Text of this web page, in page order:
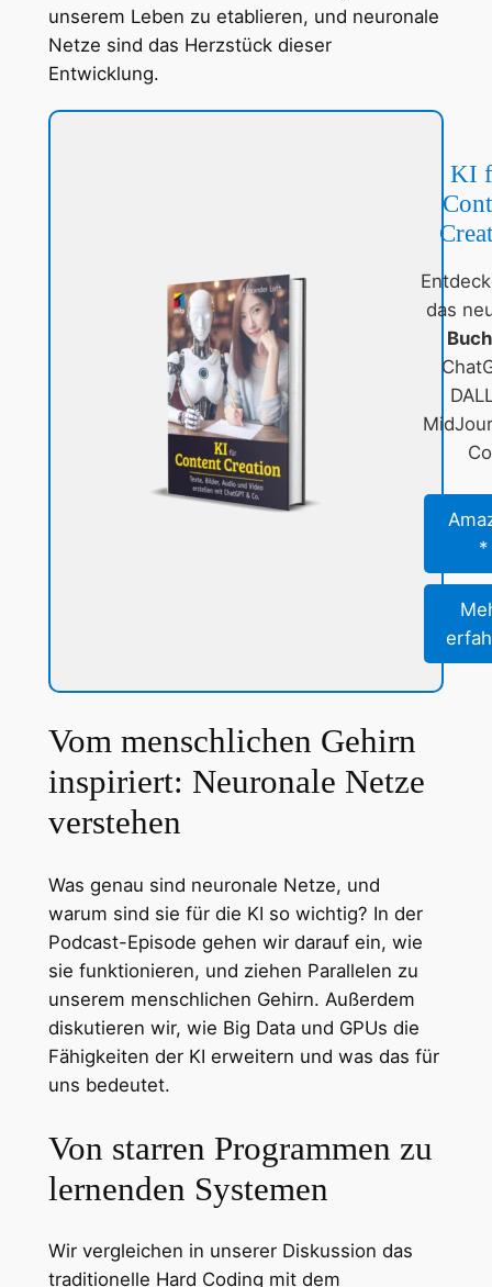
unserem Leben zu etablieren, und neuronale
Netze sind das Herzstück dieser
Entwicklung.
KI
das
Buch
Vom menschlichen Gehirn
inspiriert: Neuronale Netze
verstehen
Was genau sind neuronale Netze, und
warum sind sie für die KI so wichtig? In der
Podcast-Episode gehen wir darauf ein, wie
sie funktionieren, und ziehen Parallelen zu
unserem menschlichen Gehirn. Außerdem
diskutieren wir, wie Big Data und GPUs die
Fähigkeiten der KI erweitern und was das für
uns bedeutet.
Von starren Programmen zu
lernenden Systemen
Wir vergleichen in unserer Diskussion das
traditionelle Hard Coding mit dem